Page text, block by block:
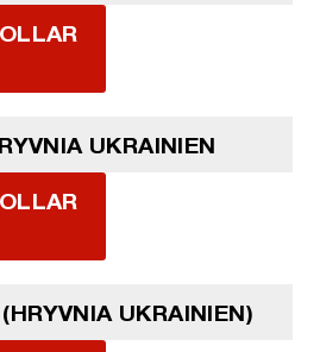
UKRAINIEN
UKRAINIEN)